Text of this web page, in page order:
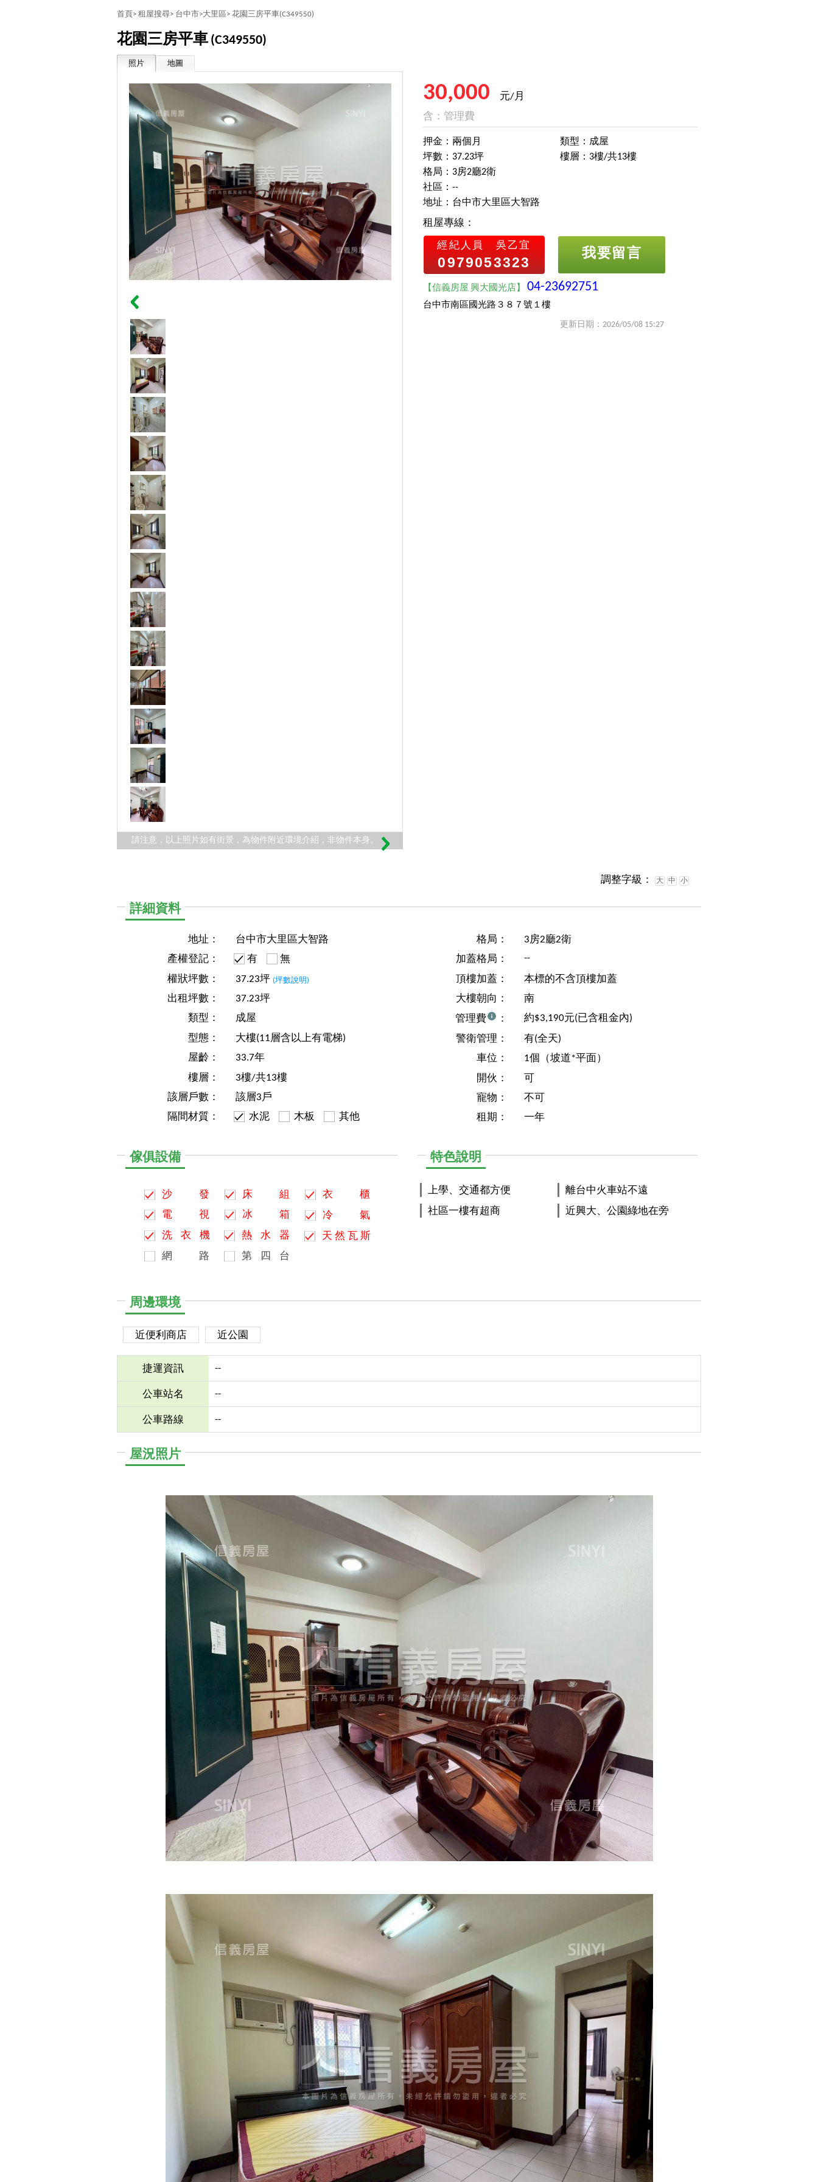
首頁> 租屋搜尋> 台中市>大里區> 花園三房平車(C349550)
花園三房平車 (C349550)
照片 地圖
請注意，以上照片如有街景，為物件附近環境介紹，非物件本身。
30,000
元/月
含：管理費
押金：兩個月
坪數：37.23坪
類型：成屋
樓層：3樓/共13樓
格局：3房2廳2衛
社區：--
地址：台中市大里區大智路
租屋專線：
經紀人員 吳乙宜
0979053323
我要留言
【信義房屋 興大國光店】04-23692751
台中市南區國光路３８７號１樓
更新日期：2026/05/08 15:27
調整字級： 大 中 小
詳細資料
地址：
台中市大里區大智路
產權登記：
有
無
權狀坪數：
37.23坪 (坪數說明)
出租坪數：
37.23坪
類型：
成屋
型態：
大樓(11層含以上有電梯)
屋齡：
33.7年
樓層：
3樓/共13樓
該層戶數：
該層3戶
隔間材質：
水泥 木板 其他
格局：
3房2廳2衛
加蓋格局：
--
頂樓加蓋：
本標的不含頂樓加蓋
大樓朝向：
南
管理費
：
約$3,190元(已含租金內)
警衛管理：
有(全天)
車位：
1個（坡道*平面）
開伙：
可
寵物：
不可
租期：
一年
傢俱設備
沙
發
電
視
洗
衣
機
網
路
床
組
冰
箱
熱
水
器
第
四 台
衣
櫃
冷
氣
天 然 瓦 斯
特色說明
上學、交通都方便
社區一樓有超商
離台中火車站不遠
近興大、公園綠地在旁
周邊環境
近便利商店 近公園
捷運資訊 --
公車站名 --
公車路線 --
屋況照片